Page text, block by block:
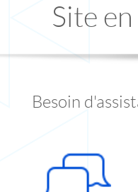
Site
Besoin